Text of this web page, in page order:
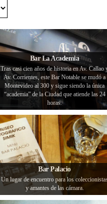
Bar La Academia
Tras casi cien años de historia en Av. Callao
Av. Corrientes, este Bar Notable se mudó a
Montevideo al 300 y sigue siendo la única
“academia” de la Ciudad que atiende las 24
horas.
Bar Palacio
Un lugar de encuentro para los
y amantes de las cámara.